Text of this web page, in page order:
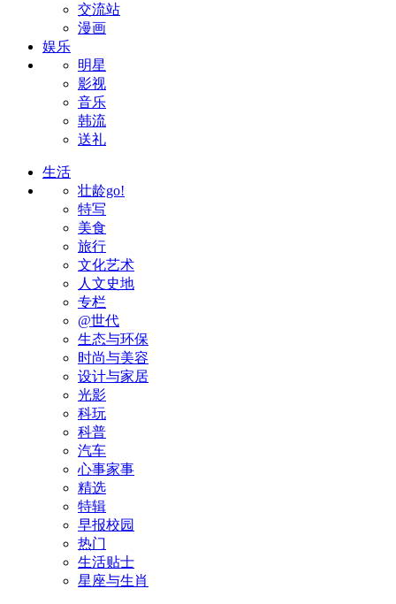
交流站
漫画
娱乐
明星
影视
音乐
韩流
送礼
生活
壮龄go!
特写
美食
旅行
文化艺术
人文史地
专栏
@世代
生态与环保
时尚与美容
设计与家居
光影
科玩
科普
汽车
心事家事
精选
特辑
早报校园
热门
生活贴士
星座与生肖